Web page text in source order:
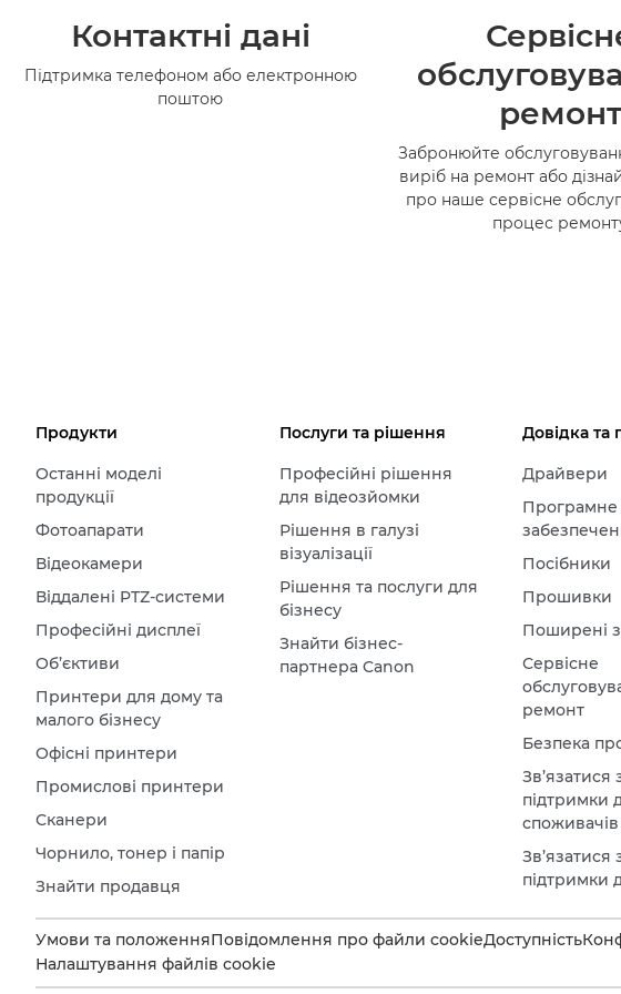
Контактні дані
Підтримка телефоном або електронною
поштою
ремонт
Забронюйте
виріб на ремонт або
про наше сервісне
процес
Продукти
Останні моделі
продукції
Фотоапарати
Відеокамери
Віддалені PTZ-системи
Професійні дисплеї
Об’єктиви
Принтери для дому та
малого бізнесу
Офісні принтери
Промислові принтери
Сканери
Чорнило, тонер і папір
Знайти продавця
Послуги та рішення
Професійні рішення
для відеозйомки
Рішення в галузі
візуалізації
Рішення та послуги для
бізнесу
Знайти бізнес-
партнера Canon
Довідка та
Драйвери
Програмне
Посібники
Прошивки
Поширені
Сервісне
ремонт
Безпека
Зв’язатися
підтримки
споживачів
Зв’язатися
підтримки
Умови та положенняПовідомлення про файли cookieДоступність
Налаштування файлів cookie